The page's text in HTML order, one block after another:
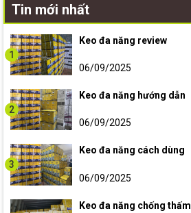
Tin mới nhất
1
Keo đa năng review
06/09/2025
2
Keo đa năng hướng dẫn
06/09/2025
3
Keo đa năng cách dùng
06/09/2025
Keo đa năng chống thấm